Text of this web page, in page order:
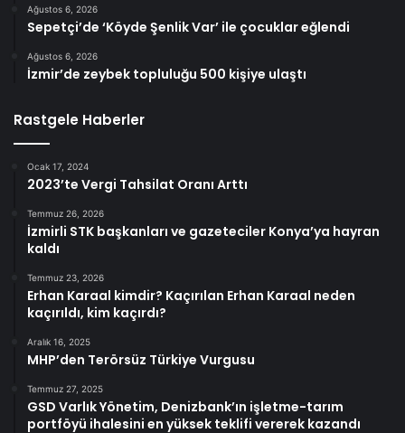
Ağustos 6, 2026
Sepetçi’de ‘Köyde Şenlik Var’ ile çocuklar eğlendi
Ağustos 6, 2026
İzmir’de zeybek topluluğu 500 kişiye ulaştı
Rastgele Haberler
Ocak 17, 2024
2023’te Vergi Tahsilat Oranı Arttı
Temmuz 26, 2026
İzmirli STK başkanları ve gazeteciler Konya’ya hayran
kaldı
Temmuz 23, 2026
Erhan Karaal kimdir? Kaçırılan Erhan Karaal neden
kaçırıldı, kim kaçırdı?
Aralık 16, 2025
MHP’den Terörsüz Türkiye Vurgusu
Temmuz 27, 2025
GSD Varlık Yönetim, Denizbank’ın işletme-tarım
portföyü ihalesini en yüksek teklifi vererek kazandı